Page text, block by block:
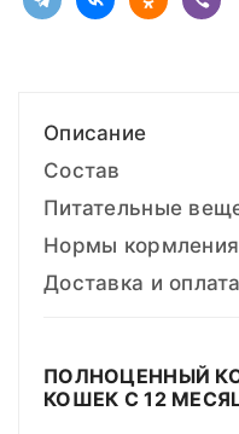
Описание
Состав
Питательные
Нормы кормления
Доставка и оплата
ПОЛНОЦЕННЫЙ
КОШЕК С 12